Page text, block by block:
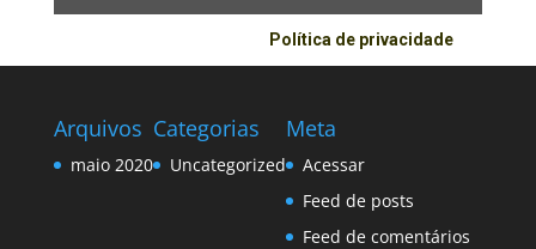
Política de privacidade
Arquivos
maio 2020
Categorias
Uncategorized
Meta
Acessar
Feed de posts
Feed de comentários